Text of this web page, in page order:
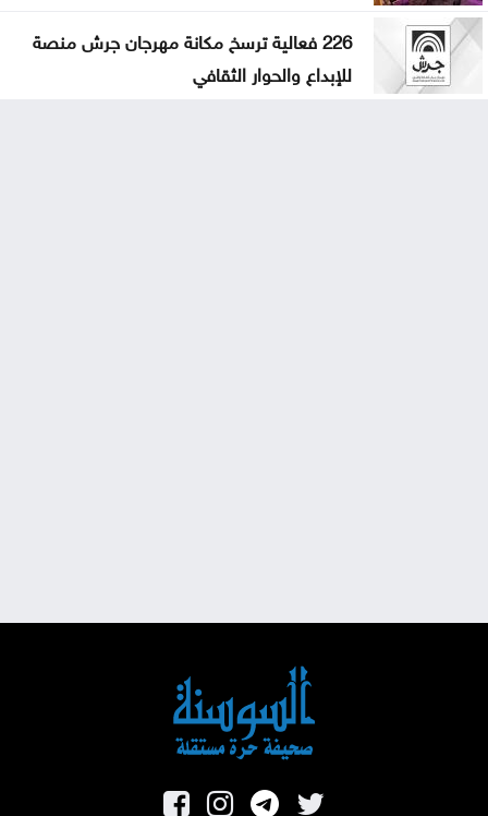
226 فعالية ترسخ مكانة مهرجان جرش منصة
للإبداع والحوار الثقافي